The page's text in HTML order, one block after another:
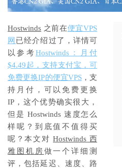
Hostwinds 之前在便宜VPS
网 已经介绍过了，详情可
以参考Hostwinds：月付
$4.49起，支持支付宝，可
免费更换IP的便宜VPS，支
持月付，可以免费更换
IP，这个优势确实很大，
但是 Hostwinds 速度怎么
样呢？到底值不值得买
呢？本文对Hostwinds 西
雅图机房做一个详细测
评，包括延迟、速度、路